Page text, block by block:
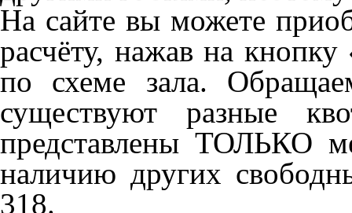
На сайте вы можете
расчёту, нажав на
по схеме зала.
существуют разные
представлены ТОЛЬКО
наличию других
318.